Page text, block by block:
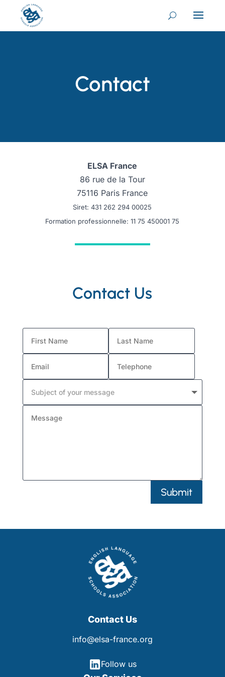
Contact
ELSA France
86 rue de la Tour
75116 Paris France
Siret: 431 262 294 00025
​Formation professionnelle: 11 75 450001 75
Contact Us
Submit
Contact Us
info@elsa-france.org
Follow us